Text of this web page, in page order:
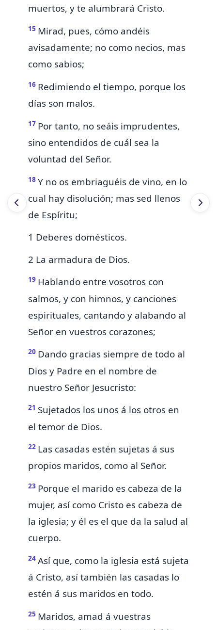
muertos, y te alumbrará Cristo.
15 Mirad, pues, cómo andéis
avisadamente; no como necios, mas
como sabios;
16 Redimiendo el tiempo, porque los
días son malos.
17 Por tanto, no seáis imprudentes,
sino entendidos de cuál sea la
voluntad del Señor.
18 Y no os embriaguéis de vino, en lo
cual hay disolución; mas sed llenos
de Espíritu;
1 Deberes domésticos.
2 La armadura de Dios.
19 Hablando entre vosotros con
salmos, y con himnos, y canciones
espirituales, cantando y alabando al
Señor en vuestros corazones;
20 Dando gracias siempre de todo al
Dios y Padre en el nombre de
nuestro Señor Jesucristo:
21 Sujetados los unos á los otros en
el temor de Dios.
22 Las casadas estén sujetas á sus
propios maridos, como al Señor.
23 Porque el marido es cabeza de la
mujer, así como Cristo es cabeza de
la iglesia; y él es el que da la salud al
cuerpo.
24 Así que, como la iglesia está sujeta
á Cristo, así también las casadas lo
estén á sus maridos en todo.
25 Maridos, amad á vuestras